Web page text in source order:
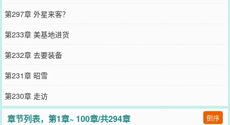
第297章 外星来客？
第233章 美基地进货
第232章 去要装备
第231章 昭雪
第230章 走访
章节列表，第1章~ 100章/共294章 倒序